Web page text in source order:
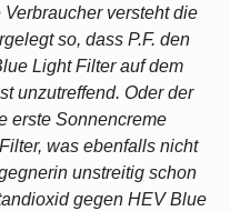
versteht die
so, dass P.F. den
Light Filter auf dem
unzutreffend. Oder der
erste Sonnencreme
was ebenfalls nicht
unstreitig schon
gegen HEV Blue